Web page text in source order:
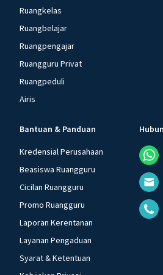
Ruangkelas
Ruangbelajar
Ruangpengajar
Ruangguru Privat
Ruangpeduli
Airis
Bantuan & Panduan
Kredensial Perusahaan
Beasiswa Ruangguru
Cicilan Ruangguru
Promo Ruangguru
Laporan Kerentanan
Layanan Pengaduan
Syarat & Ketentuan